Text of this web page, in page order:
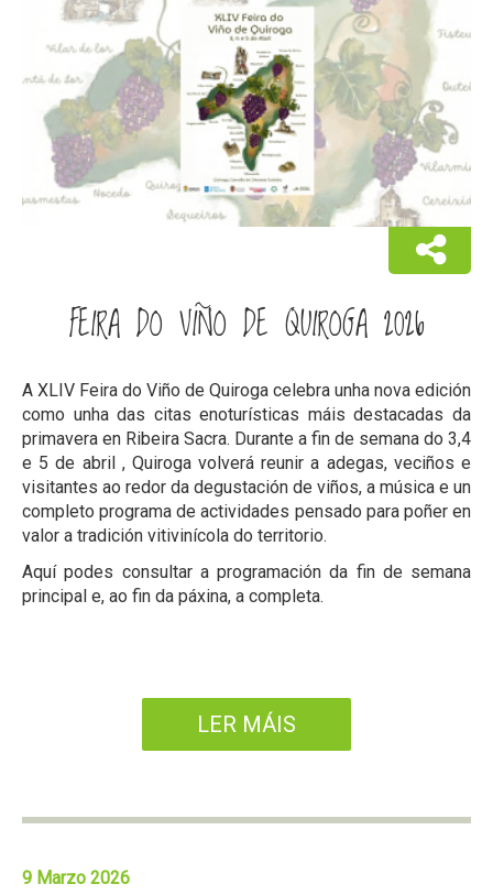
FEIRA DO VIÑO DE QUIROGA 2026
A XLIV Feira do Viño de Quiroga celebra unha nova edición
como unha das citas enoturísticas máis destacadas da
primavera en Ribeira Sacra. Durante a fin de semana do 3,4
e 5 de abril , Quiroga volverá reunir a adegas, veciños e
visitantes ao redor da degustación de viños, a música e un
completo programa de actividades pensado para poñer en
valor a tradición vitivinícola do territorio.
Aquí podes consultar a programación da fin de semana
principal e, ao fin da páxina, a completa.
LER MÁIS
9 Marzo 2026